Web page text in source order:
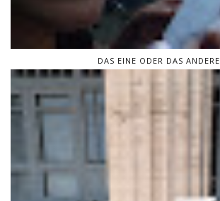
DAS EINE ODER DAS ANDERE